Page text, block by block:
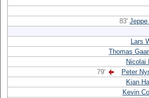
83' Jeppe
Lars
Thomas
Nicolai
79'
Peter
Kian
Kevin